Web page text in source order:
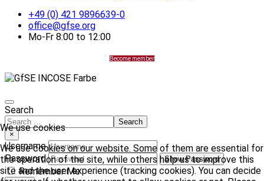
+49 (0) 421 9896639-0
office@gfse.org
Mo-Fr 8:00 to 12:00
Become member
We use cookies
We use cookies on our website. Some of them are essential for
the operation of the site, while others help us to improve this
site and the user experience (tracking cookies). You can decide
Search
Search
×
Username
Password
Show Password
Remember Me